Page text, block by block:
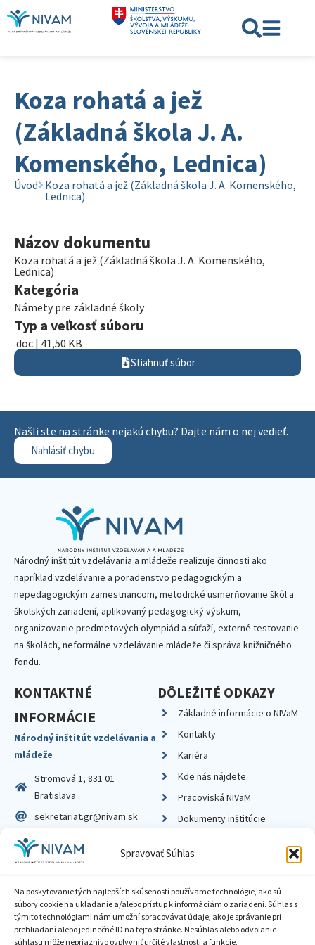
Spravovať Súhlas
Na poskytovanie tých najlepších skúseností používame technológie, ako sú
súbory cookie na ukladanie a/alebo prístup k informáciám o zariadení. Súhlas s
týmito technológiami nám umožní spracovávať údaje, ako je správanie pri
prehliadaní alebo jedinečné ID na tejto stránke. Nesúhlas alebo odvolanie
súhlasu môže nepriaznivo ovplyvniť určité vlastnosti a funkcie.
Koza rohatá a jež
(Základná škola J. A.
Komenského, Lednica)
Úvod Koza rohatá a jež (Základná škola J. A. Komenského,
Lednica)
Názov dokumentu
Koza rohatá a jež (Základná škola J. A. Komenského,
Lednica)
Kategória
Námety pre základné školy
Typ a veľkosť súboru
.doc | 41,50 KB
Stiahnuť súbor
Našli ste na stránke nejakú chybu? Dajte nám o nej vedieť.
Nahlásiť chybu
Národný inštitút vzdelávania a mládeže realizuje činnosti ako
napríklad vzdelávanie a poradenstvo pedagogickým a
nepedagogickým zamestnancom, metodické usmerňovanie škôl a
školských zariadení, aplikovaný pedagogický výskum,
organizovanie predmetových olympiád a súťaží, externé testovanie
na školách, neformálne vzdelávanie mládeže či správa knižničného
fondu.
KONTAKTNÉ
INFORMÁCIE
Národný inštitút vzdelávania a
mládeže
Stromová 1, 831 01
Bratislava
sekretariat.gr@nivam.sk
IČO: 00164348
DIČ: 2020798714
DÔLEŽITÉ ODKAZY
Základné informácie o NIVaM
Kontakty
Kariéra
Kde nás nájdete
Pracoviská NIVaM
Dokumenty inštitúcie
Zásady ochrany súkromia